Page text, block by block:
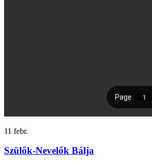
11 febr.
Szülők-Nevelők Bálja